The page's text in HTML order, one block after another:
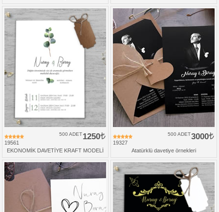
19561
1250
500 ADET
EKONOMİK DAVETİYE KRAFT MODELİ
19327
3000
500 ADET
Atatürklü davetiye örnekleri